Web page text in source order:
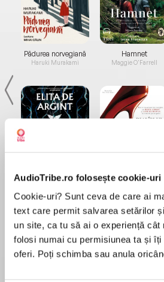
AudioTribe.ro folosește cookie-uri
Cookie-uri? Sunt ceva de care ai
text care permit salvarea setărilor
un site, ca tu să ai o experiență cât
folosi numai cu permisiunea ta și
oferi. Poți schimba sau anula
Pădurea norvegiană
Haruki Murakami
de...
Dani Francis
Hamnet
Maggie O'Farrell
la...
Lauren Weisberger
Desprecarte
SOON TO BE A MAJOR